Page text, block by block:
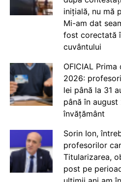
inițială, nu mă
Mi-am dat
fost corectată
cuvântului
OFICIAL
2026:
lei până la 31
până în
învățământ
Sorin Ion,
profesorilor
Titularizarea,
post pe